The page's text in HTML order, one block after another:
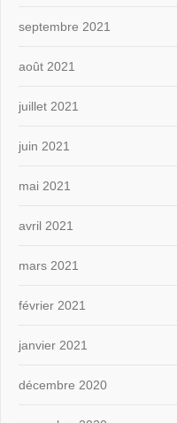
septembre 2021
août 2021
juillet 2021
juin 2021
mai 2021
avril 2021
mars 2021
février 2021
janvier 2021
décembre 2020